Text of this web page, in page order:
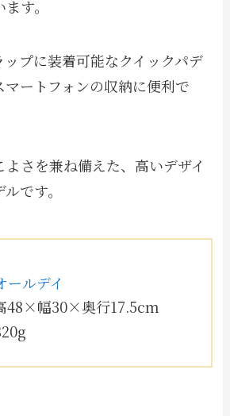
す。
ップに装着可能なクイックパデ
マートフォンの収納に便利で
さを兼ね備えた、高いデザイ
です。
ールデイ
48×幅30×奥行17.5cm